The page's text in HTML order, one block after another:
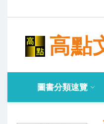
高點
圖書分類速覽